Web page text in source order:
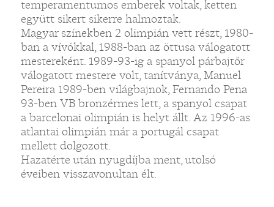
temperamentumos emberek voltak, ketten
együtt sikert sikerre halmoztak.
Magyar színekben 2 olimpián vett részt, 1980-
ban a vívókkal, 1988-ban az öttusa válogatott
mestereként. 1989-93-ig a spanyol párbajtőr
válogatott mestere volt, tanítványa, Manuel
Pereira 1989-ben világbajnok, Fernando Pena
93-ben VB bronzérmes lett, a spanyol csapat
a barcelonai olimpián is helyt állt. Az 1996-as
atlantai olimpián már a portugál csapat
mellett dolgozott.
Hazatérte után nyugdíjba ment, utolsó
éveiben visszavonultan élt.